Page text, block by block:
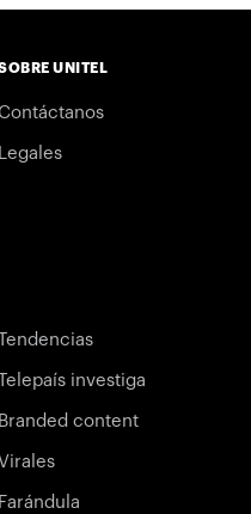
UNITEL
Legales
Tendencias
Telepaís investiga
Branded content
Virales
Farándula